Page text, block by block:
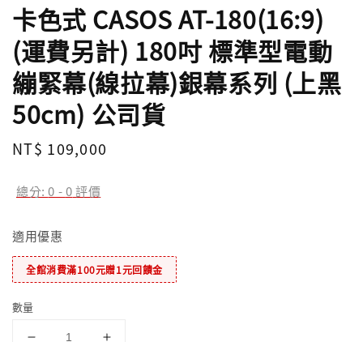
卡色式 CASOS AT-180(16:9)
(運費另計) 180吋 標準型電動
繃緊幕(線拉幕)銀幕系列 (上黑
50cm) 公司貨
Regular
NT$ 109,000
總分:0 -0評價
適用優惠
全館消費滿100元贈1元回饋金
數量